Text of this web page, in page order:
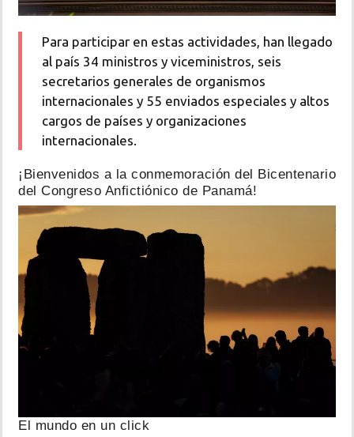
Para participar en estas actividades, han llegado
al país 34 ministros y viceministros, seis
secretarios generales de organismos
internacionales y 55 enviados especiales y altos
cargos de países y organizaciones
internacionales.
¡Bienvenidos a la conmemoración del Bicentenario
del Congreso Anfictiónico de Panamá!
El mundo en un click